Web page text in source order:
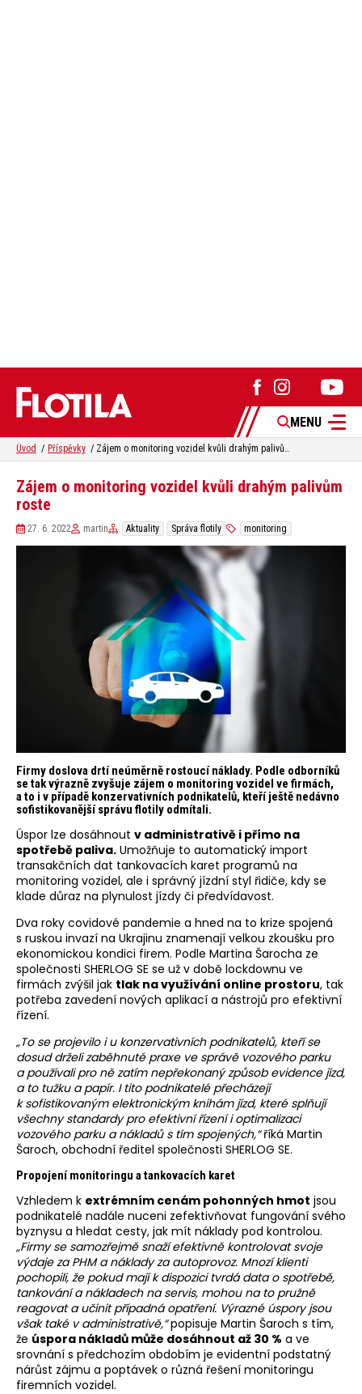
MENU
Úvod Příspěvky Zájem o monitoring vozidel kvůli drahým palivům roste
Zájem o monitoring vozidel kvůli drahým palivům
roste
27. 6. 2022 martin Aktuality Správa flotily monitoring
Firmy doslova drtí neúměrně rostoucí náklady. Podle odborníků
se tak výrazně zvyšuje zájem o monitoring vozidel ve firmách,
a to i v případě konzervativních podnikatelů, kteří ještě nedávno
sofistikovanější správu flotily odmítali.
Úspor lze dosáhnout v administrativě i přímo na
spotřebě paliva. Umožňuje to automatický import
transakčních dat tankovacích karet programů na
monitoring vozidel, ale i správný jízdní styl řidiče, kdy se
klade důraz na plynulost jízdy či předvídavost.
Dva roky covidové pandemie a hned na to krize spojená
s ruskou invazí na Ukrajinu znamenají velkou zkoušku pro
ekonomickou kondici firem. Podle Martina Šarocha ze
společnosti SHERLOG SE se už v době lockdownu ve
firmách zvýšil jak tlak na využívání online prostoru, tak
potřeba zavedení nových aplikací a nástrojů pro efektivní
řízení.
„To se projevilo i u konzervativních podnikatelů, kteří se
dosud drželi zaběhnuté praxe ve správě vozového parku
a používali pro ně zatím nepřekonaný způsob evidence jízd,
a to tužku a papír. I tito podnikatelé přecházejí
k sofistikovaným elektronickým knihám jízd, které splňují
všechny standardy pro efektivní řízení i optimalizaci
vozového parku a nákladů s tím spojených,“říká Martin
Šaroch, obchodní ředitel společnosti SHERLOG SE.
Propojení monitoringu a tankovacích karet
Vzhledem k extrémním cenám pohonných hmot jsou
podnikatelé nadále nuceni zefektivňovat fungování svého
byznysu a hledat cesty, jak mít náklady pod kontrolou.
„Firmy se samozřejmě snaží efektivně kontrolovat svoje
výdaje za PHM a náklady za autoprovoz. Mnozí klienti
pochopili, že pokud mají k dispozici tvrdá data o spotřebě,
tankování a nákladech na servis, mohou na to pružně
reagovat a učinit případná opatření. Výrazné úspory jsou
však také v administrativě,“popisuje Martin Šaroch s tím,
že úspora nákladů může dosáhnout až 30 % a ve
srovnání s předchozím obdobím je evidentní podstatný
nárůst zájmu a poptávek o různá řešení monitoringu
firemních vozidel.